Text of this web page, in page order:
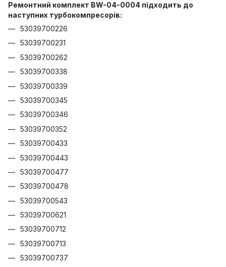
Ремонтний комплект BW-04-0004 підходить до
наступних турбокомпресорів:
53039700226
53039700231
53039700262
53039700338
53039700339
53039700345
53039700346
53039700352
53039700433
53039700443
53039700477
53039700478
53039700543
53039700621
53039700712
53039700713
53039700737